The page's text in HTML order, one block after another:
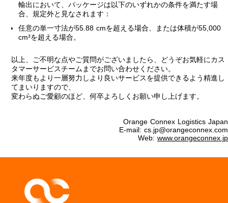
輸出において、パッケージは以下のいずれかの条件を満たす場
合、規定外と見なされます：
任意の単一寸法が55.88 cmを超える場合、または体積が55,000
cm³を超える場合。
以上、ご不明な点やご質問がございましたら、どうぞお気軽にカス
タマーサービスチームまでお問い合わせください。
来年度もより一層努力しより良いサービスを提供できるよう精進し
てまいりますので、
変わらぬご愛顧のほど、何卒よろしくお願い申し上げます。
Orange Connex Logistics Japan
E-mail: cs.jp@orangeconnex.com
Web: www.orangeconnex.jp